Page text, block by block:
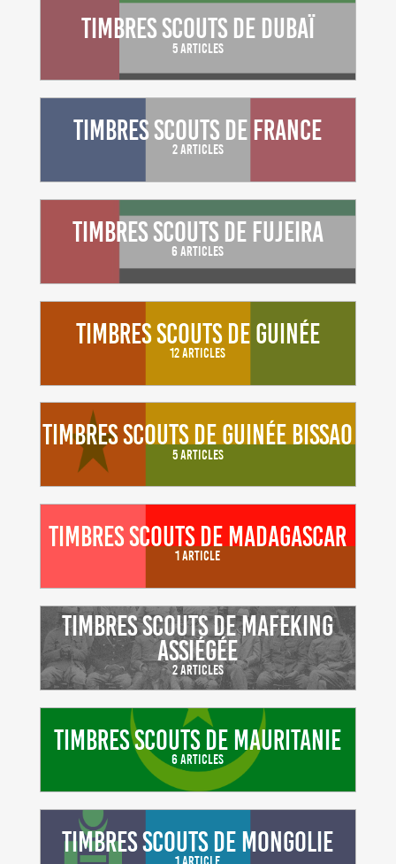
Timbres scouts de Dubaï
5 Articles
Timbres scouts de France
2 Articles
Timbres scouts de Fujeira
6 Articles
Timbres scouts de Guinée
12 Articles
Timbres scouts de Guinée Bissao
5 Articles
Timbres scouts de Madagascar
1 Article
Timbres scouts de Mafeking
Assiégée
2 Articles
Timbres scouts de Mauritanie
6 Articles
Timbres scouts de Mongolie